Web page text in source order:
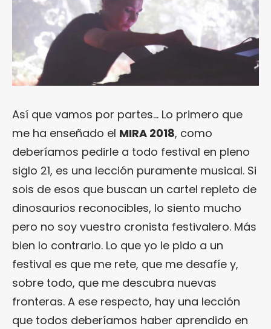
Así que vamos por partes… Lo primero que
me ha enseñado el MIRA 2018, como
deberíamos pedirle a todo festival en pleno
siglo 21, es una lección puramente musical. Si
sois de esos que buscan un cartel repleto de
dinosaurios reconocibles, lo siento mucho
pero no soy vuestro cronista festivalero. Más
bien lo contrario. Lo que yo le pido a un
festival es que me rete, que me desafíe y,
sobre todo, que me descubra nuevas
fronteras. A ese respecto, hay una lección
que todos deberíamos haber aprendido en